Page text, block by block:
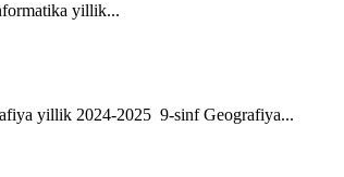
yillik...
yillik 2024-2025 9-sinf Geografiya...